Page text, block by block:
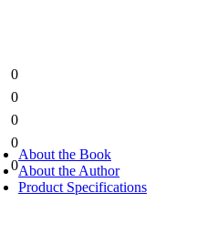
0
0
0
0
0
About the Book
About the Author
Product Specifications